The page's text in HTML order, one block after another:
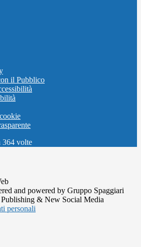
il Pubblico
364 volte
and powered by Gruppo Spaggiari
& New Social Media
personali